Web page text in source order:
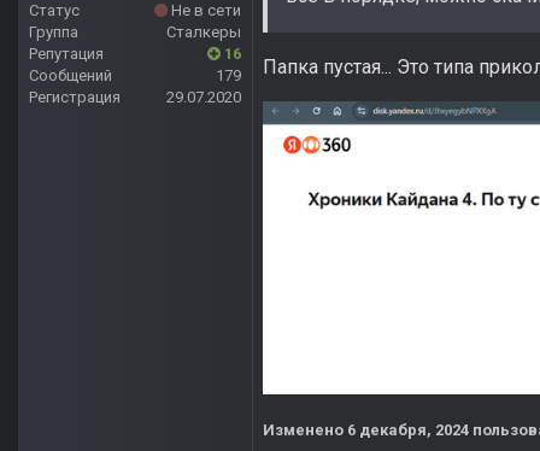
Статус
Не в сети
Группа
Сталкеры
Репутация
16
Сообщений
179
Регистрация
29.07.2020
Папка пустая... Это типа
Изменено 6 декабря, 2024